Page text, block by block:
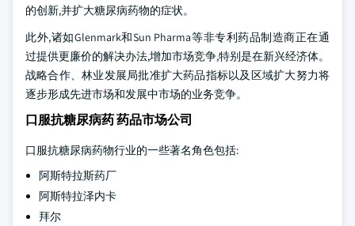
的创新,并扩大糖尿病药物的症状。
此外,诸如Glenmark和Sun Pharma等非专利药品制造商正在通
过提供更廉价的解决办法,增加市场竞争,特别是在新兴经济体。
战略合作、林业发展局批准扩大药品指标以及区域扩大努力将
逐步形成先进市场和发展中市场的业务竞争。
口服抗糖尿病药 药品市场公司
口服抗糖尿病药物行业的一些著名角色包括:
阿斯特拉斯药厂
阿斯特拉泽内卡
拜尔